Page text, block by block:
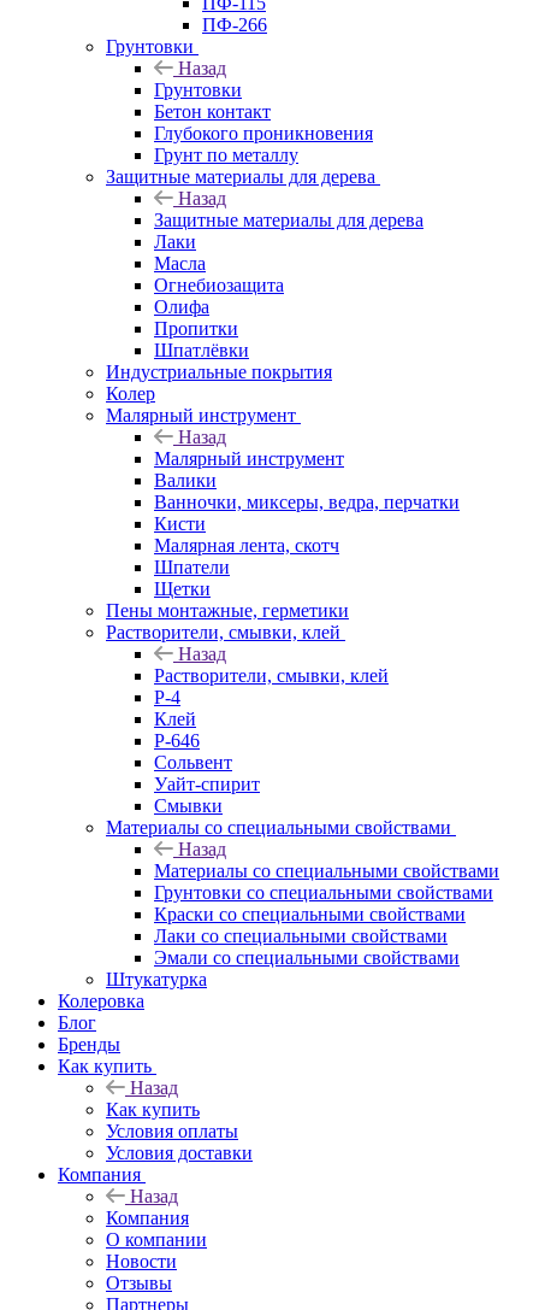
ПФ-266
Грунтовки
Назад
Грунтовки
Бетон контакт
Глубокого проникновения
Грунт по металлу
Защитные материалы для дерева
Назад
Защитные материалы для дерева
Лаки
Масла
Огнебиозащита
Олифа
Пропитки
Шпатлёвки
Индустриальные покрытия
Колер
Малярный инструмент
Назад
Малярный инструмент
Валики
Ванночки, миксеры, ведра, перчатки
Кисти
Малярная лента, скотч
Шпатели
Щетки
Пены монтажные, герметики
Растворители, смывки, клей
Назад
Растворители, смывки, клей
Р-4
Клей
Р-646
Сольвент
Уайт-спирит
Смывки
Материалы со специальными свойствами
Назад
Материалы со специальными свойствами
Грунтовки со специальными свойствами
Краски со специальными свойствами
Лаки со специальными свойствами
Эмали со специальными свойствами
Штукатурка
Колеровка
Блог
Бренды
Как купить
Назад
Как купить
Условия оплаты
Условия доставки
Компания
Назад
Компания
О компании
Новости
Отзывы
Партнеры